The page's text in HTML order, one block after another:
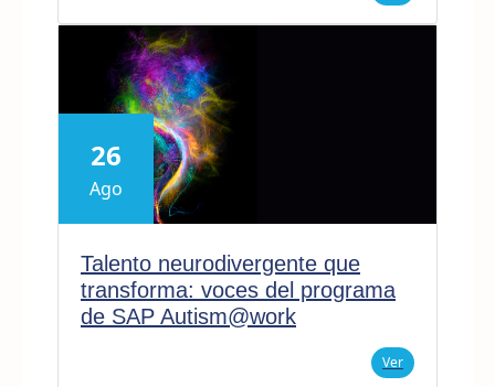
26
Ago
Talento neurodivergente que
transforma: voces del programa
de SAP Autism@work
Ver